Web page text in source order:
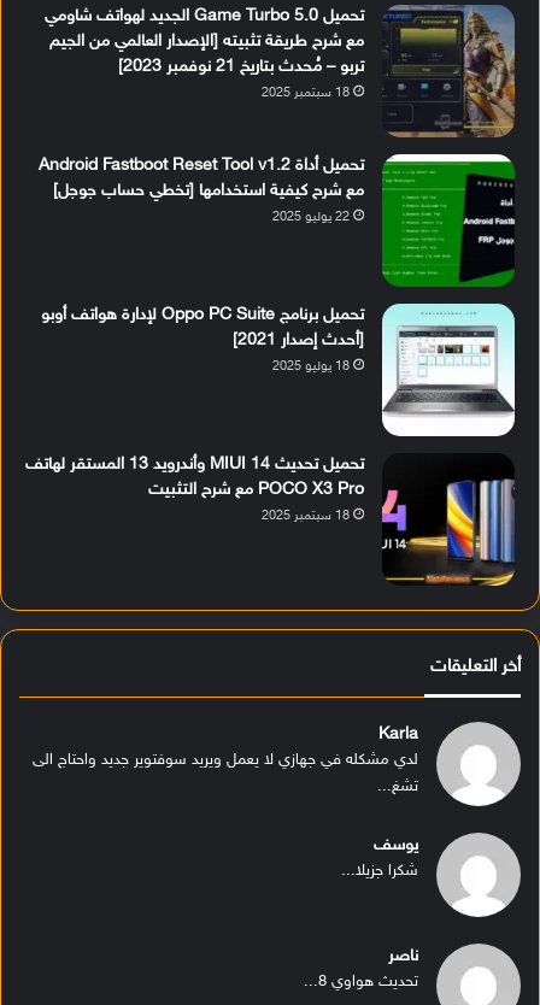
تحميل Game Turbo 5.0 الجديد لهواتف شاومي
مع شرح طريقة تثبيته [الإصدار العالمي من الجيم
تربو – مُحدث بتاريخ 21 نوفمبر 2023]
18 سبتمبر 2025
تحميل أداة Android Fastboot Reset Tool v1.2
مع شرح كيفية استخدامها [تخطي حساب جوجل]
22 يوليو 2025
تحميل برنامج Oppo PC Suite لإدارة هواتف أوبو
[أحدث إصدار 2021]
18 يوليو 2025
تحميل تحديث MIUI 14 وأندرويد 13 المستقر لهاتف
POCO X3 Pro مع شرح التثبيت
18 سبتمبر 2025
أخر التعليقات
Karla
لدي مشكله في جهازي لا يعمل ويريد سوفتوير جديد واحتاج الى
تشغ...
يوسف
شكرا جزيلا...
ناصر
تحديث هواوي 8...